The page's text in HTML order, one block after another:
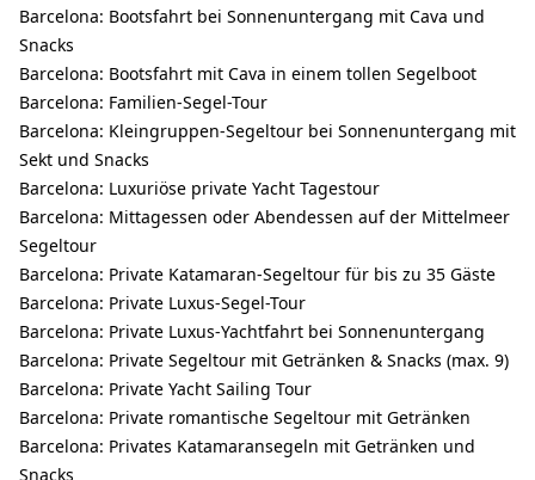
Barcelona: Bootsfahrt bei Sonnenuntergang mit Cava und
Snacks
Barcelona: Bootsfahrt mit Cava in einem tollen Segelboot
Barcelona: Familien-Segel-Tour
Barcelona: Kleingruppen-Segeltour bei Sonnenuntergang mit
Sekt und Snacks
Barcelona: Luxuriöse private Yacht Tagestour
Barcelona: Mittagessen oder Abendessen auf der Mittelmeer
Segeltour
Barcelona: Private Katamaran-Segeltour für bis zu 35 Gäste
Barcelona: Private Luxus-Segel-Tour
Barcelona: Private Luxus-Yachtfahrt bei Sonnenuntergang
Barcelona: Private Segeltour mit Getränken & Snacks (max. 9)
Barcelona: Private Yacht Sailing Tour
Barcelona: Private romantische Segeltour mit Getränken
Barcelona: Privates Katamaransegeln mit Getränken und
Snacks